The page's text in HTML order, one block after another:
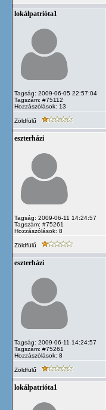
lokálpatrióta1
Tagság: 2009-06-05 22:57:04
Tagszám: #75112
Hozzászólások: 13
Zöldfülű
eszterházi
Tagság: 2009-06-11 14:24:57
Tagszám: #75261
Hozzászólások: 8
Zöldfülű
eszterházi
Tagság: 2009-06-11 14:24:57
Tagszám: #75261
Hozzászólások: 8
Zöldfülű
lokálpatrióta1